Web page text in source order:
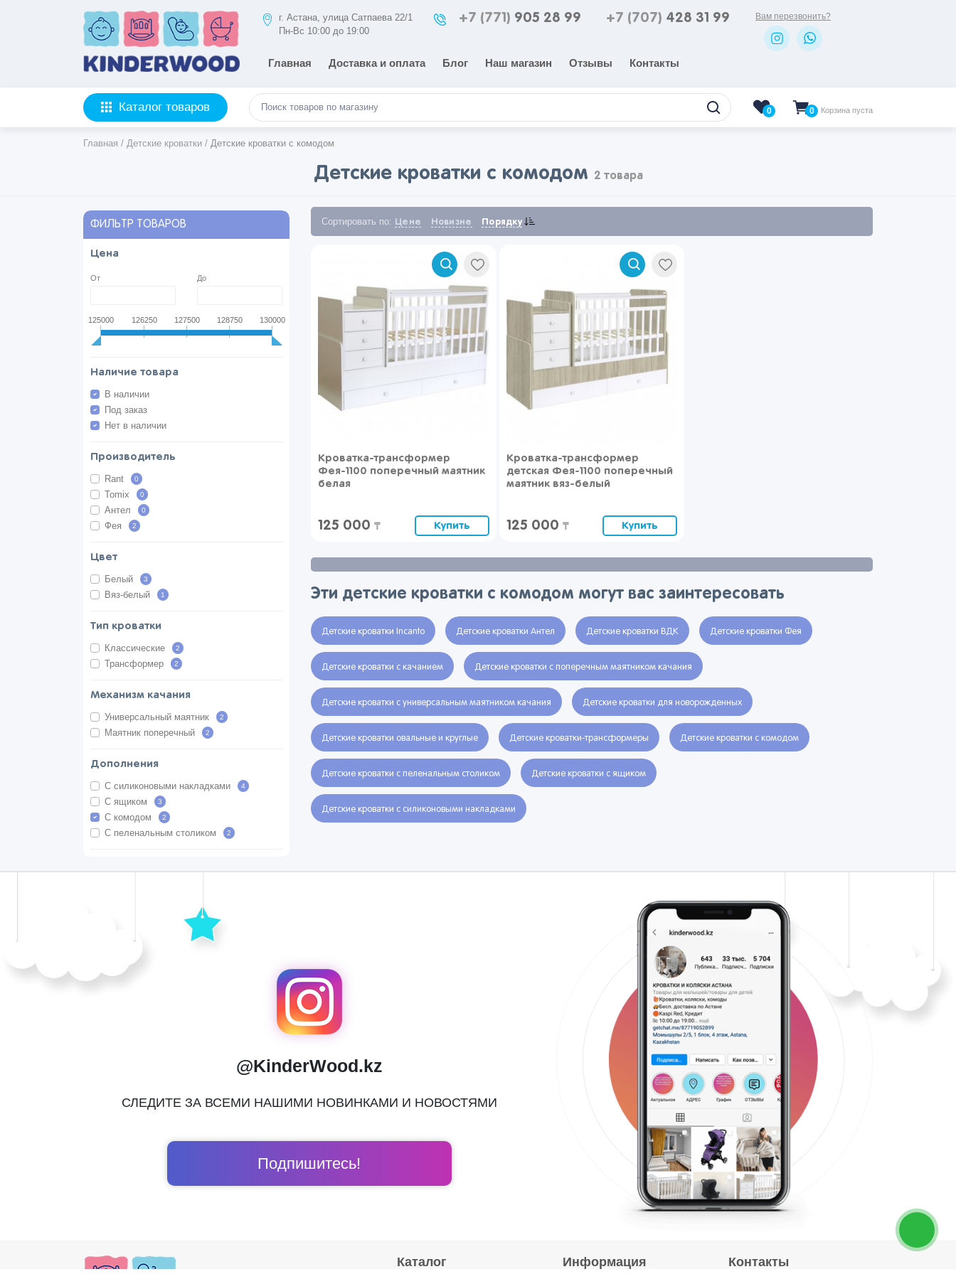
г. Астана, улица Сатпаева 22/1
Пн-Вс 10:00 до 19:00
+7 (771) 905 28 99 +7 (707) 428 31 99 Вам перезвонить?
Главная Доставка и оплата Блог Наш магазин Отзывы Контакты
Каталог товаров 0 0 Корзина пуста
Главная / Детские кроватки / Детские кроватки с комодом
Детские кроватки с комодом 2 товара
ФИЛЬТР ТОВАРОВ
Цена
От До
125000 126250 127500 128750 130000
Наличие товара
В наличии
Под заказ
Нет в наличии
Производитель
Rant 0
Tomix 0
Антел 0
Фея 2
Цвет
Белый 3
Вяз-белый 1
Тип кроватки
Классические 2
Трансформер 2
Механизм качания
Универсальный маятник 2
Маятник поперечный 2
Дополнения
С силиконовыми накладками 4
С ящиком 3
С комодом 2
С пеленальным столиком 2
Сортировать по: Цене Новизне Порядку
Кроватка-трансформер
Фея-1100 поперечный маятник
белая
125 000 ₸ Купить
Кроватка-трансформер
детская Фея-1100 поперечный
маятник вяз-белый
125 000 ₸ Купить
Эти детские кроватки с комодом могут вас заинтересовать
Детские кроватки Incanto Детские кроватки Антел Детские кроватки ВДК Детские кроватки Фея
Детские кроватки с качанием Детские кроватки с поперечным маятником качания
Детские кроватки с универсальным маятником качания Детские кроватки для новорожденных
Детские кроватки овальные и круглые Детские кроватки-трансформеры Детские кроватки с комодом
Детские кроватки с пеленальным столиком Детские кроватки с ящиком
Детские кроватки с силиконовыми накладками
@KinderWood.kz
СЛЕДИТЕ ЗА ВСЕМИ НАШИМИ НОВИНКАМИ И НОВОСТЯМИ
Подпишитесь!
Каталог Информация Контакты